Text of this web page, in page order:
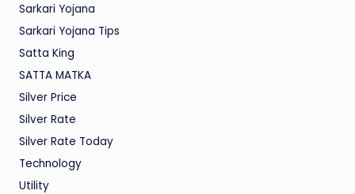
Sarkari Yojana
Sarkari Yojana Tips
Satta King
SATTA MATKA
Silver Price
Silver Rate
Silver Rate Today
Technology
Utility